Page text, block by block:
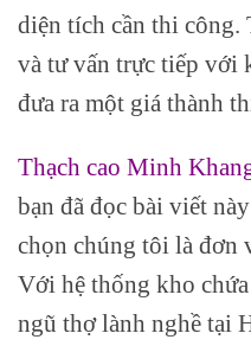
diện tích cần thi công.
và tư vấn trực tiếp với
đưa ra một giá thành
Thạch cao Minh
bạn đã đọc bài viết
chọn chúng tôi là đơn
Với hệ thống kho
ngũ thợ lành nghề tại